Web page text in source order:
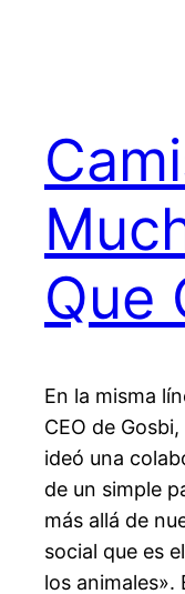
Que
En la misma
CEO de
ideó una
de un simple
más allá de
social que es
los animales».